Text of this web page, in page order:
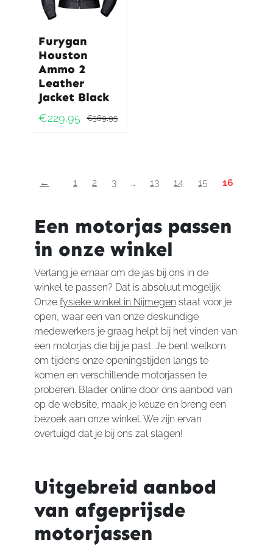
Furygan
Houston
Ammo 2
Leather
Jacket Black
€369,95
€229,95
← 1 2 3 … 13 14 15 16
Een motorjas passen
in onze winkel
Verlang je ernaar om de jas bij ons in de
winkel te passen? Dat is absoluut mogelijk.
Onzefysieke winkel in Nijmegen staat voor je
open, waar een van onze deskundige
medewerkers je graag helpt bij het vinden van
een motorjas die bij je past. Je bent welkom
om tijdens onze openingstijden langs te
komen en verschillende motorjassen te
proberen. Blader online door ons aanbod van
op de website, maak je keuze en breng een
bezoek aan onze winkel. We zijn ervan
overtuigd dat je bij ons zal slagen!
Uitgebreid aanbod
van afgeprijsde
motorjassen